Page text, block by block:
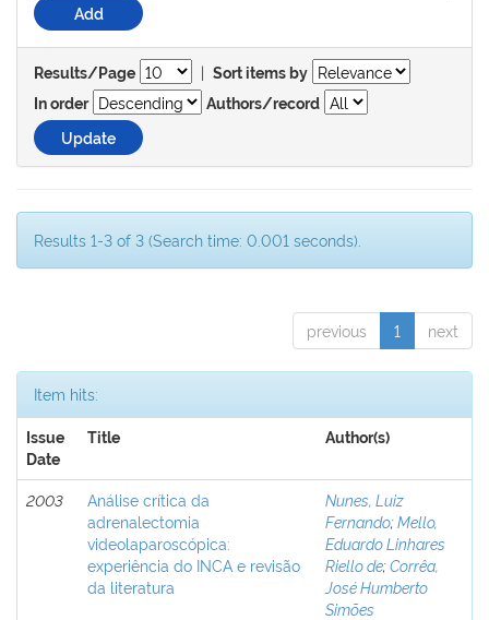
Results/Page | Sort items by
In order
Authors/record
Results 1-3 of 3 (Search time: 0.001 seconds).
previous 1 next
Item hits:
Issue
Date
Title Author(s)
2003
Análise crítica da
adrenalectomia
videolaparoscópica:
experiência do INCA e revisão
da literatura
Nunes, Luiz
Fernando;Mello,
Eduardo Linhares
Riello de;Corrêa,
José Humberto
Simões